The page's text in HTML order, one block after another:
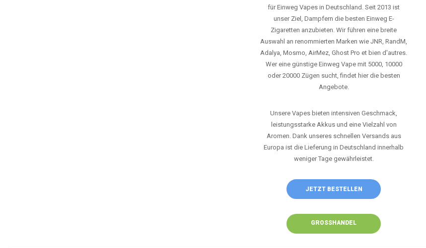
für Einweg Vapes in Deutschland. Seit 2013 ist
unser Ziel, Dampfern die besten Einweg E-
Zigaretten anzubieten. Wir führen eine breite
Auswahl an renommierten Marken wie JNR, RandM,
Adalya, Mosmo, AirMez, Ghost Pro et bien d'autres.
Wer eine günstige Einweg Vape mit 5000, 10000
oder 20000 Zügen sucht, findet hier die besten
Angebote.
Unsere Vapes bieten intensiven Geschmack,
leistungsstarke Akkus und eine Vielzahl von
Aromen. Dank unseres schnellen Versands aus
Europa ist die Lieferung in Deutschland innerhalb
weniger Tage gewährleistet.
JETZT BESTELLEN
GROSSHANDEL